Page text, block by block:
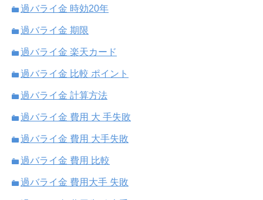
過バライ金 時効20年
過バライ金 期限
過バライ金 楽天カード
過バライ金 比較 ポイント
過バライ金 計算方法
過バライ金 費用 大 手失敗
過バライ金 費用 大手失敗
過バライ金 費用 比較
過バライ金 費用大手 失敗